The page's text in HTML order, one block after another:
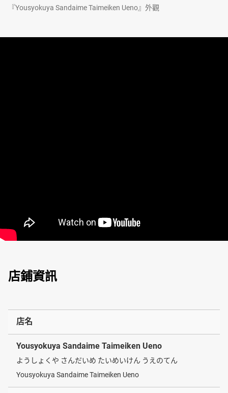
『Yousyokuya Sandaime Taimeiken Ueno』外觀
店鋪資訊
店名
Yousyokuya Sandaime Taimeiken Ueno
ようしょくや さんだいめ たいめいけん うえのてん
Yousyokuya Sandaime Taimeiken Ueno